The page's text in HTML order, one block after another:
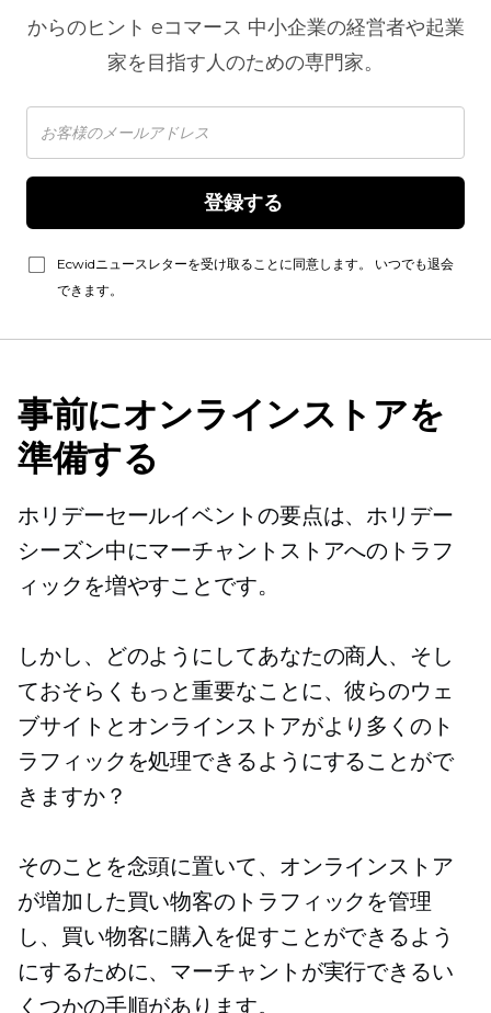
からのヒント eコマース 中小企業の経営者や起業
家を目指す人のための専門家。
Ecwidニュースレターを受け取ることに同意します。 いつでも退会
できます。
事前にオンラインストアを
準備する
ホリデーセールイベントの要点は、ホリデー
シーズン中にマーチャントストアへのトラフ
ィックを増やすことです。
しかし、どのようにしてあなたの商人、そし
ておそらくもっと重要なことに、彼らのウェ
ブサイトとオンラインストアがより多くのト
ラフィックを処理できるようにすることがで
きますか？
そのことを念頭に置いて、オンラインストア
が増加した買い物客のトラフィックを管理
し、買い物客に購入を促すことができるよう
にするために、マーチャントが実行できるい
くつかの手順があります。